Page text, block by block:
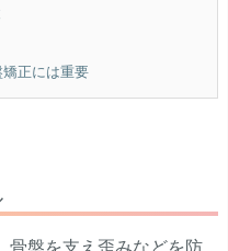
正には重要